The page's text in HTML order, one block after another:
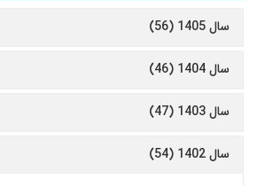
سال 1405 (56)
سال 1404 (46)
سال 1403 (47)
سال 1402 (54)